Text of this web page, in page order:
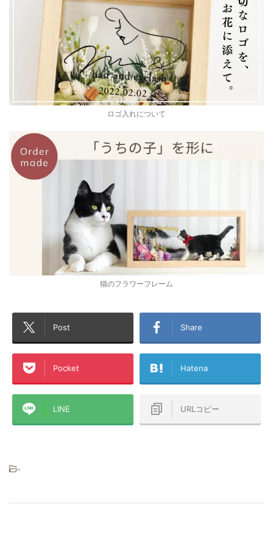
ロゴ入れについて
猫のフラワーフレーム
Post Share
Pocket Hatena
LINE URLコピー
-